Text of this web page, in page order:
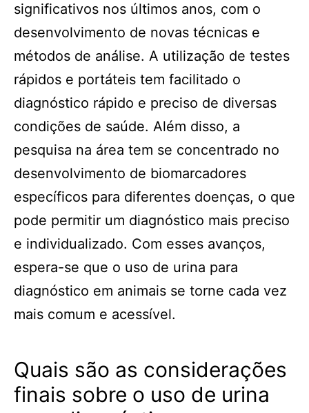
significativos nos últimos anos, com o
desenvolvimento de novas técnicas e
métodos de análise. A utilização de testes
rápidos e portáteis tem facilitado o
diagnóstico rápido e preciso de diversas
condições de saúde. Além disso, a
pesquisa na área tem se concentrado no
desenvolvimento de biomarcadores
específicos para diferentes doenças, o que
pode permitir um diagnóstico mais preciso
e individualizado. Com esses avanços,
espera-se que o uso de urina para
diagnóstico em animais se torne cada vez
mais comum e acessível.
Quais são as considerações
finais sobre o uso de urina